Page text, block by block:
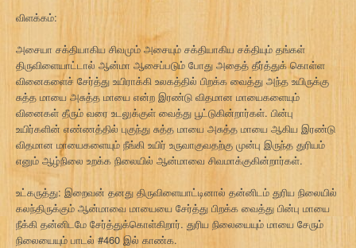
விளக்கம்:
அசையா சக்தியாகிய சிவமும் அசையும் சக்தியாகிய சக்தியும் தங்கள்
திருவிளையாட்டால் ஆன்மா ஆசைப்படும் போது அதைத் தீர்த்துக் கொள்ள
வினைகளைச் சேர்த்து உயிராக்கி உலகத்தில் பிறக்க வைத்து அந்த உயிருக்கு
சுத்த மாயை அசுத்த மாயை என்ற இரண்டு விதமான மாயைகளையும்
வினைகள் தீரும் வரை உடலுக்குள் வைத்து பூட்டுகின்றார்கள். பின்பு
உயிர்களின் எண்ணத்தில் புகுந்து சுத்த மாயை அசுத்த மாயை ஆகிய இரண்டு
விதமான மாயைகளையும் நீங்கி உயிர் உருவாகுவதற்கு முன்பு இருந்த துரியம்
எனும் ஆழ்நிலை உறக்க நிலையில் ஆன்மாவை சிவமாக்குகின்றார்கள்.
உட்கருத்து: இறைவன் தனது திருவிளையாட்டினால் தன்னிடம் துரிய நிலையில்
கலந்திருக்கும் ஆன்மாவை மாயையை சேர்த்து பிறக்க வைத்து பின்பு மாயை
நீக்கி தன்னிடமே சேர்த்துக்கொள்கிறார். துரிய நிலையையும் மாயை சேரும்
நிலையையும் பாடல் #460 இல் காண்க.